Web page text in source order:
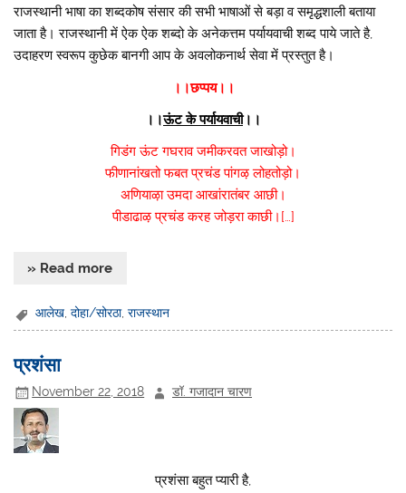
राजस्थानी भाषा का शब्दकोष संसार की सभी भाषाओं से बड़ा व समृद्धशाली बताया
जाता है। राजस्थानी में ऐक ऐक शब्दो के अनेकत्तम पर्यायवाची शब्द पाये जाते है,
उदाहरण स्वरूप कुछेक बानगी आप के अवलोकनार्थ सेवा में प्रस्तुत है।
।।छप्पय।।
।।ऊंट के पर्यायवाची।।
गिडंग ऊंट गघराव जमीकरवत जाखोड़ो।
फीणानांखतो फबत प्रचंड पांगऴ लोहतोड़ो।
अणियाऴा उमदा आखांरातंबर आछी।
पीडाढाऴ प्रचंड करह जोड़रा काछी।[…]
» Read more
आलेख,दोहा/सोरठा,राजस्थान
प्रशंसा
November 22, 2018 डॉ. गजादान चारण
प्रशंसा बहुत प्यारी है,